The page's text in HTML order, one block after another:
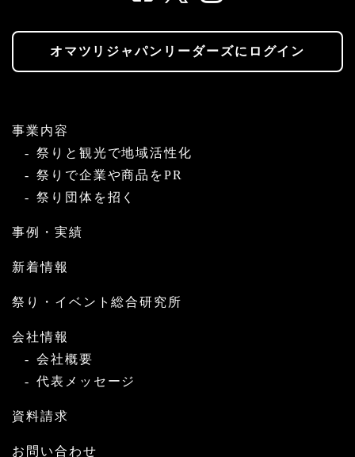
オマツリジャパンリーダーズにログイン
事業内容
祭りと観光で地域活性化
祭りで企業や商品をPR
祭り団体を招く
事例・実績
新着情報
祭り・イベント総合研究所
会社情報
会社概要
代表メッセージ
資料請求
お問い合わせ